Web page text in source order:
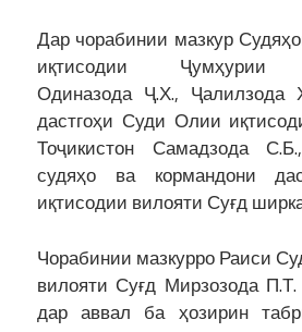
Дар чорабинии мазкур
иқтисодии Ҷумҳурии
Одиназода Ҷ.Х., Ҷалилзода
дастгоҳи Суди Олии
Тоҷикистон Самадзода
судяҳо ва кормандони
иқтисодии вилояти Суғд
Чорабинии мазкурро Раиси
вилояти Суғд Мирзозода П.Т.
дар аввал ба ҳозирин